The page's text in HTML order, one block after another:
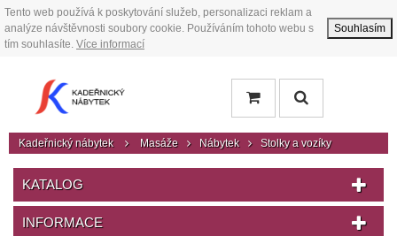
Tento web používá k poskytování služeb, personalizaci reklam a
analýze návštěvnosti soubory cookie. Používáním tohoto webu s
tím souhlasíte. Více informací
Souhlasím
Kadeřnický nábytek Masáže Nábytek Stolky a vozíky
KATALOG
INFORMACE